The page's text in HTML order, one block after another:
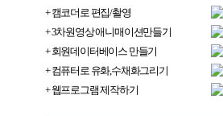
+ 캠코더로 편집/촬영
+ 3차원영상 애니매이션만들기
+ 회원데이터베이스 만들기
+ 컴퓨터로 유화,수채화그리기
+ 웹프로그램 제작하기